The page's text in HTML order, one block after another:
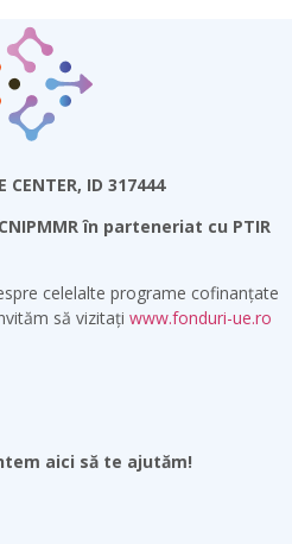
CENTER, ID 317444
în parteneriat cu PTIR
celelalte programe cofinanțate
să vizitați www.fonduri-ue.ro
aici să te ajutăm!